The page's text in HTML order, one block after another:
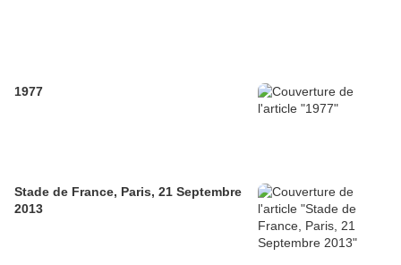
1977
Stade de France, Paris, 21 Septembre
2013